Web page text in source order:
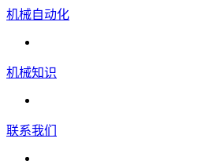
机械自动化
机械知识
联系我们